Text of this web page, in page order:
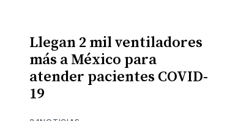
Llegan 2 mil ventiladores
más a México para
atender pacientes COVID-
19